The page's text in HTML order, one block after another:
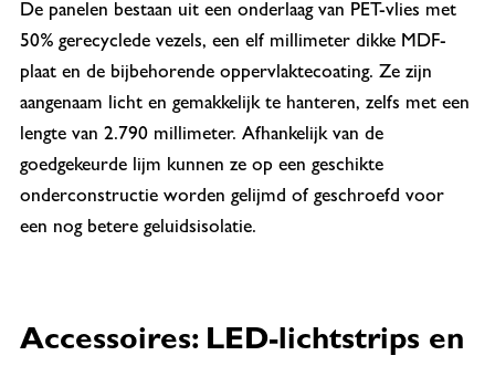
De panelen bestaan uit een onderlaag van PET-vlies met
50% gerecyclede vezels, een elf millimeter dikke MDF-
plaat en de bijbehorende oppervlaktecoating. Ze zijn
aangenaam licht en gemakkelijk te hanteren, zelfs met een
lengte van 2.790 millimeter. Afhankelijk van de
goedgekeurde lijm kunnen ze op een geschikte
onderconstructie worden gelijmd of geschroefd voor
een nog betere geluidsisolatie.
Accessoires: LED-lichtstrips en